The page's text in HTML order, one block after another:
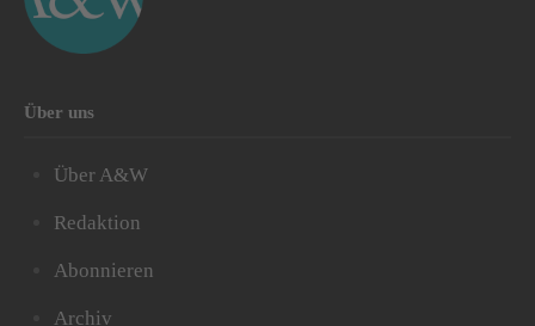
Über uns
Über A&W
Redaktion
Abonnieren
Archiv